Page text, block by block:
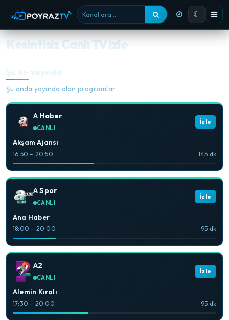
Kanal ara ☾
Kesintisiz Canlı TV izle
Şu An Yayında
Şu anda yayında olan programlar
A Haber
CANLI
İzle
Akşam Ajansı
16:50 – 20:50 145 dk
A Spor
CANLI
İzle
Ana Haber
18:00 – 20:00 95 dk
A2
CANLI
İzle
Alemin Kıralı
17:30 – 20:00 95 dk